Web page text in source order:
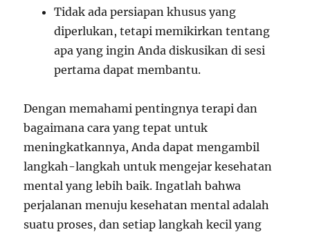
Tidak ada persiapan khusus yang
diperlukan, tetapi memikirkan tentang
apa yang ingin Anda diskusikan di sesi
pertama dapat membantu.
Dengan memahami pentingnya terapi dan
bagaimana cara yang tepat untuk
meningkatkannya, Anda dapat mengambil
langkah-langkah untuk mengejar kesehatan
mental yang lebih baik. Ingatlah bahwa
perjalanan menuju kesehatan mental adalah
suatu proses, dan setiap langkah kecil yang